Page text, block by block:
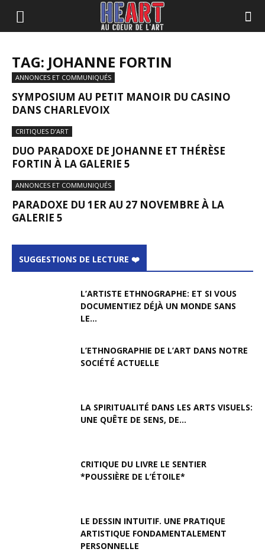
TAG: JOHANNE FORTIN
ANNONCES ET COMMUNIQUÉS
SYMPOSIUM AU PETIT MANOIR DU CASINO
DANS CHARLEVOIX
CRITIQUES D’ART
DUO PARADOXE DE JOHANNE ET THÉRÈSE
FORTIN À LA GALERIE 5
ANNONCES ET COMMUNIQUÉS
PARADOXE DU 1ER AU 27 NOVEMBRE À LA
GALERIE 5
SUGGESTIONS DE LECTURE ❤️
L’ARTISTE ETHNOGRAPHE: ET SI VOUS
DOCUMENTIEZ DÉJÀ UN MONDE SANS
LE...
L’ETHNOGRAPHIE DE L’ART DANS NOTRE
SOCIÉTÉ ACTUELLE
LA SPIRITUALITÉ DANS LES ARTS VISUELS:
UNE QUÊTE DE SENS, DE...
CRITIQUE DU LIVRE LE SENTIER
*POUSSIÈRE DE L’ÉTOILE*
LE DESSIN INTUITIF. UNE PRATIQUE
ARTISTIQUE FONDAMENTALEMENT
PERSONNELLE